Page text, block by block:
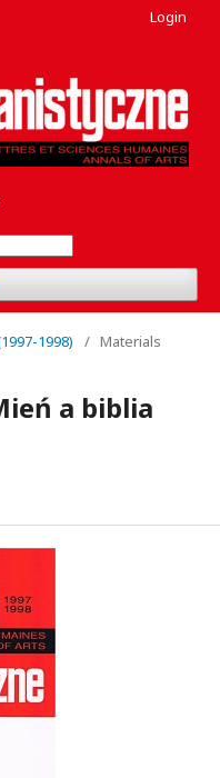
Login
1998) / Materials
a biblia